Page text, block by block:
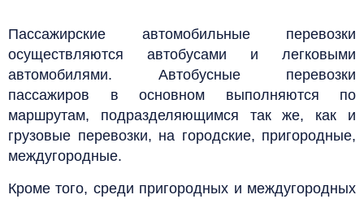
Пассажирские автомобильные перевозки
осуществляются автобусами и легковыми
автомобилями. Автобусные перевозки
пассажиров в основном выполняются по
маршрутам, подразделяющимся так же, как и
грузовые перевозки, на городские, пригородные,
междугородные.
Кроме того, среди пригородных и междугородных